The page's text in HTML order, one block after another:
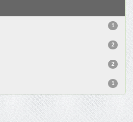
1
2
2
1